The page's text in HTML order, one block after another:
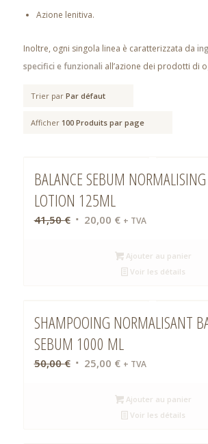
Azione lenitiva.
Inoltre, ogni singola linea è caratterizzata da
specifici e funzionali all’azione dei prodotti di
Trier par Par défaut
Afficher 100 Produits par page
BALANCE SEBUM NORMALISING
LOTION 125ML
41,50€ Le 20,00 €Le
actuel
est :
+ TVA
Ajouter au panier
Voir les détails
SHAMPOOING NORMALISANT
SEBUM 1000 ML
50,00€ Le 25,00 €Le
actuel
est :
+ TVA
Ajouter au panier
Voir les détails